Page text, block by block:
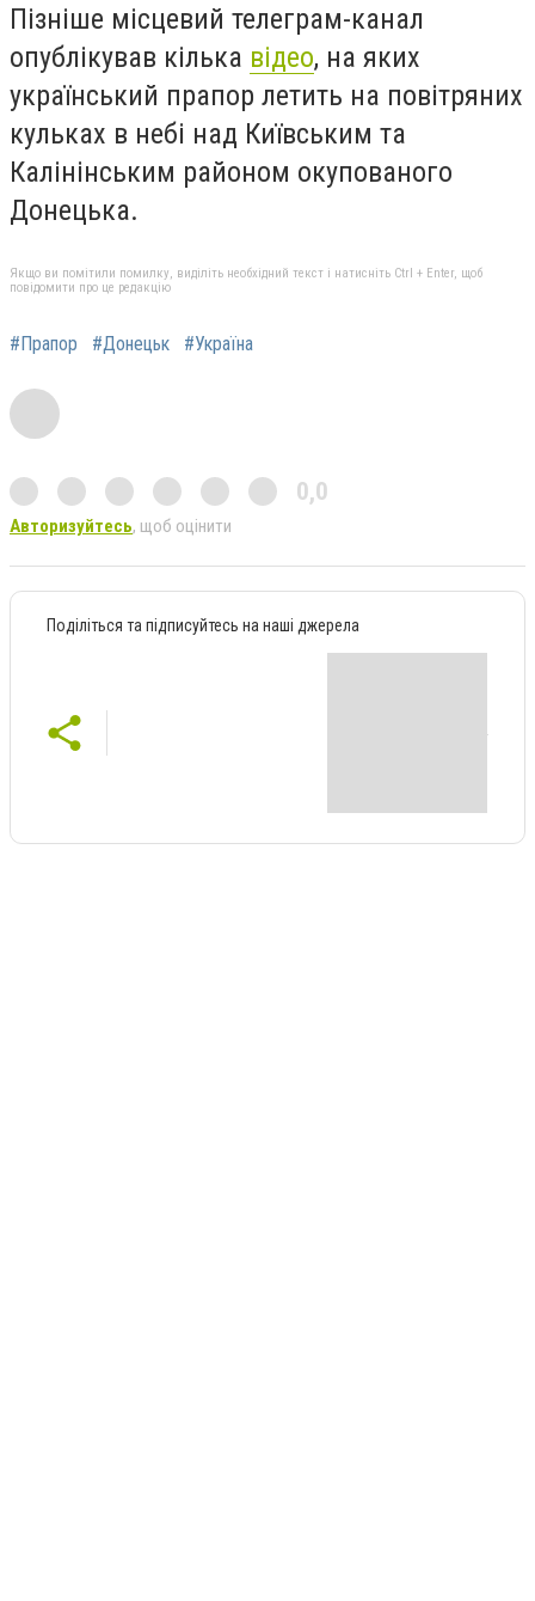
Пізніше місцевий телеграм-канал
опублікував кілька відео, на яких
український прапор летить на повітряних
кульках в небі над Київським та
Калінінським районом окупованого
Донецька.
Якщо ви помітили помилку, виділіть необхідний текст і натисніть Ctrl + Enter, щоб
повідомити про це редакцію
#Прапор #Донецьк #Україна
0,0
Авторизуйтесь, щоб оцінити
Поділіться та підписуйтесь на наші джерела